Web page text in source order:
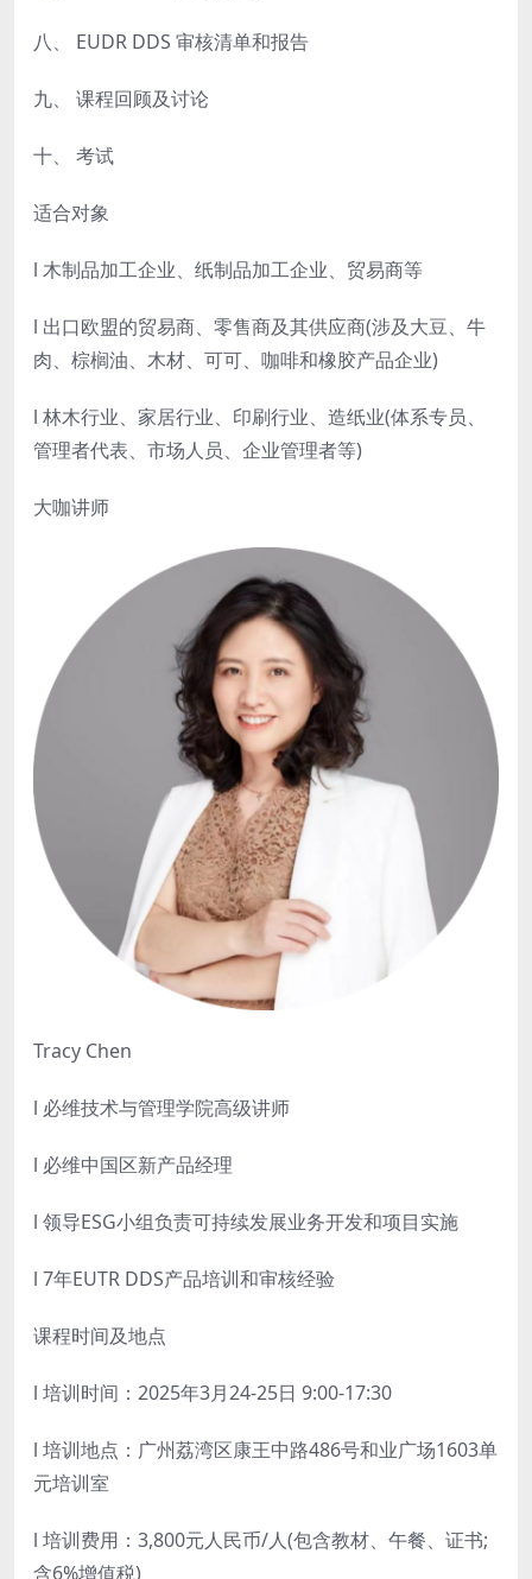
八、 EUDR DDS 审核清单和报告
九、 课程回顾及讨论
十、 考试
适合对象
l 木制品加工企业、纸制品加工企业、贸易商等
l 出口欧盟的贸易商、零售商及其供应商(涉及大豆、牛
肉、棕榈油、木材、可可、咖啡和橡胶产品企业)
l 林木行业、家居行业、印刷行业、造纸业(体系专员、
管理者代表、市场人员、企业管理者等)
大咖讲师
Tracy Chen
l 必维技术与管理学院高级讲师
l 必维中国区新产品经理
l 领导ESG小组负责可持续发展业务开发和项目实施
l 7年EUTR DDS产品培训和审核经验
课程时间及地点
l 培训时间：2025年3月24-25日 9:00-17:30
l 培训地点：广州荔湾区康王中路486号和业广场1603单
元培训室
l 培训费用：3,800元人民币/人(包含教材、午餐、证书;
含6%增值税)